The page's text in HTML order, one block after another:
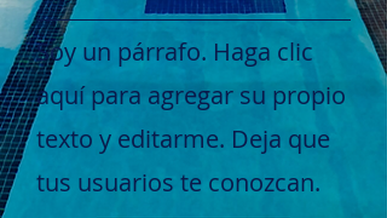
Soy un párrafo. Haga clic
aquí para agregar su propio
texto y editarme. Deja que
tus usuarios te conozcan.